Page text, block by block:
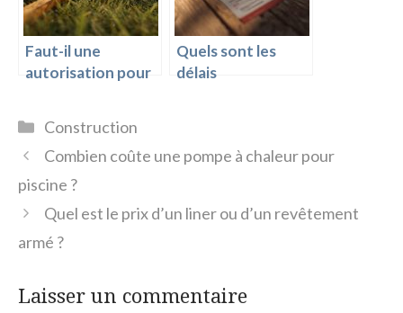
Faut-il une
autorisation pour
Quels sont les
délais
Catégories
Construction
Combien coûte une pompe à chaleur pour
piscine ?
Quel est le prix d’un liner ou d’un revêtement
armé ?
Laisser un commentaire